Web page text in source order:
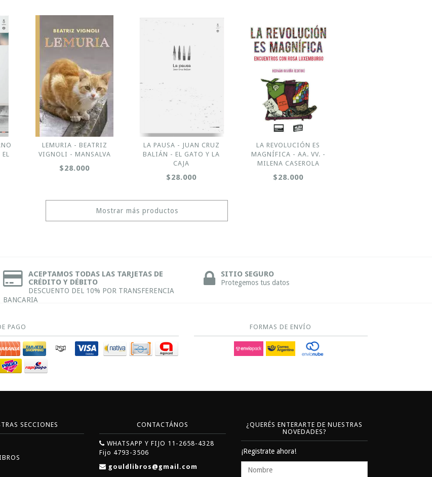
LEMURIA - BEATRIZ
VIGNOLI - MANSALVA
$28.000
LA PAUSA - JUAN CRUZ
BALIÁN - EL GATO Y LA
CAJA
$28.000
LA REVOLUCIÓN ES
MAGNÍFICA - AA. VV. -
MILENA CASEROLA
$28.000
Mostrar más productos
ACEPTAMOS TODAS LAS TARJETAS DE
CRÉDITO Y DÉBITO
DESCUENTO DEL 10% POR TRANSFERENCIA
BANCARIA
SITIO SEGURO
Protegemos tus datos
PAGO FORMAS DE ENVÍO
SECCIONES CONTACTÁNOS
WHATSAPP Y FIJO 11-2658-4328
Fijo 4793-3506
gouldlibros@gmail.com
¿QUERÉS ENTERARTE DE NUESTRAS
NOVEDADES?
¡Registrate ahora!